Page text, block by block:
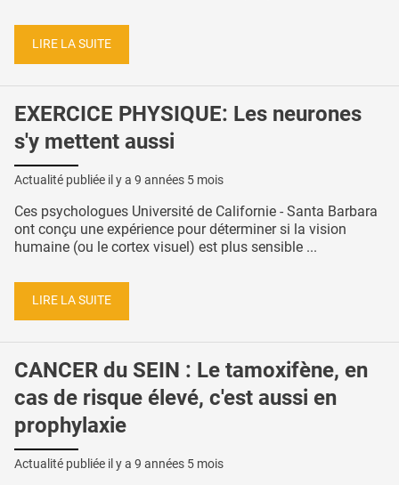
LIRE LA SUITE
EXERCICE PHYSIQUE: Les neurones
s'y mettent aussi
Actualité publiée il y a 9 années 5 mois
Ces psychologues Université de Californie - Santa Barbara
ont conçu une expérience pour déterminer si la vision
humaine (ou le cortex visuel) est plus sensible ...
LIRE LA SUITE
CANCER du SEIN : Le tamoxifène, en
cas de risque élevé, c'est aussi en
prophylaxie
Actualité publiée il y a 9 années 5 mois